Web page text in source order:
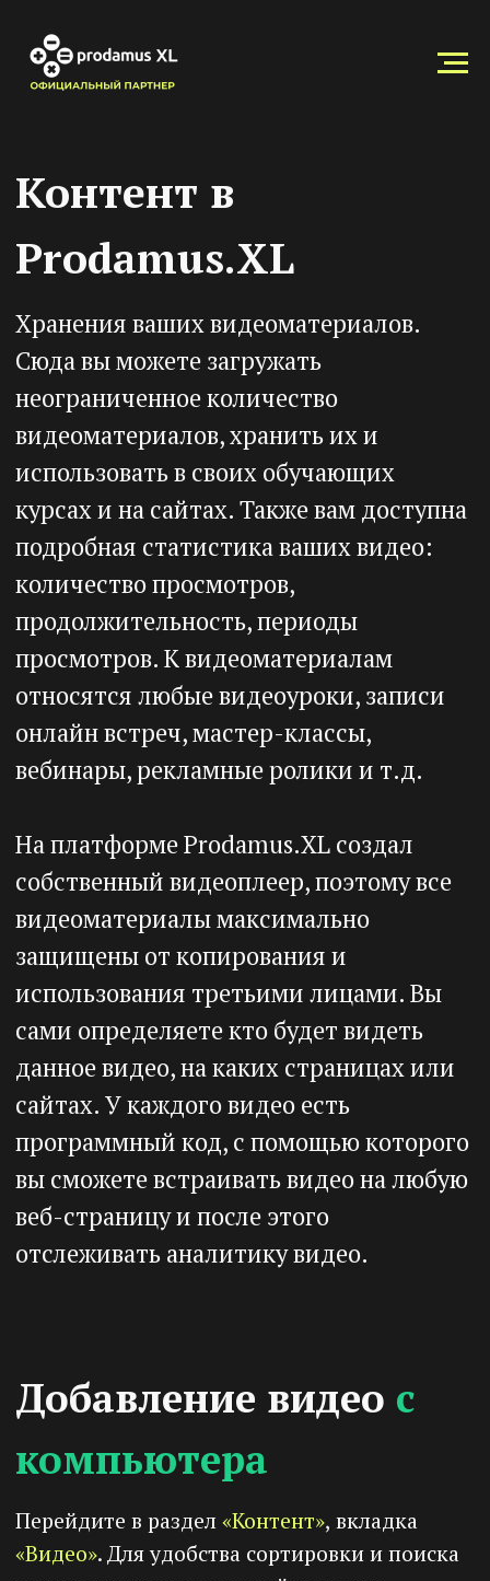
Prodamus.XL
Сюда вы можете загружать
видеоматериалов, хранить их и
использовать в своих обучающих
курсах и на сайтах. Также вам доступна
подробная статистика ваших видео:
количество просмотров,
продолжительность, периоды
просмотров. К видеоматериалам
относятся любые видеоуроки, записи
онлайн встреч, мастер-классы,
вебинары, рекламные ролики и т.д.
На платформе Prodamus.XL создал
собственный видеоплеер, поэтому все
видеоматериалы максимально
защищены от копирования и
использования третьими лицами. Вы
сами определяете кто будет видеть
данное видео, на каких страницах или
сайтах. У каждого видео есть
вы сможете встраивать видео на любую
веб-страницу и после этого
отслеживать аналитику видео.
Укажите название папки и нажмите кнопку
«Создать».
Перейдите в раздел «Контент»
«Видео». Для удобства сортировки и поиска
загруженных видео создайте папки.
Нажмите кнопку«Создать папку».
Добавление видеос
компьютера